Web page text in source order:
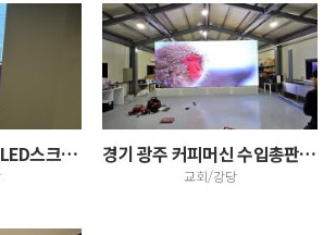
KT&G 본사 홍보실 LED스크린 설치 경기 광주 커피머신 수입총판 LED스크린 설치
교회/강당